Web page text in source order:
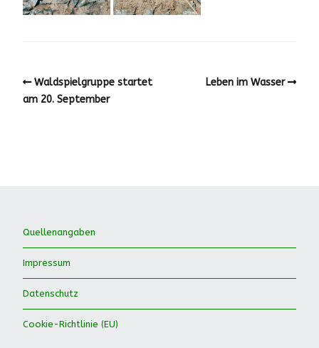
Waldspielgruppe startet
am 20. September
Leben im Wasser
Quellenangaben
Impressum
Datenschutz
Cookie-Richtlinie (EU)